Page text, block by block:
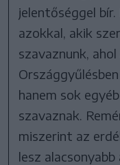
jelentőséggel
azokkal, akik
szavaznunk,
hanem sok
szavaznak.
miszerint az
lesz